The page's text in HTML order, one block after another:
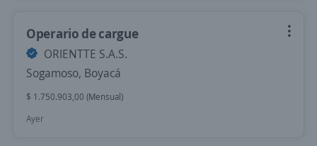
Operario de cargue
ORIENTTE S.A.S.
Sogamoso, Boyacá
$ 1.750.903,00 (Mensual)
Ayer